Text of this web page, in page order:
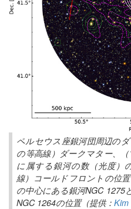
ペルセウス座銀河団周辺の
の等高線）ダークマター、
に属する銀河の数（光度）
線）コールドフロントの位
の中心にある銀河NGC 1275
NGC 1264の位置（提供：Kim